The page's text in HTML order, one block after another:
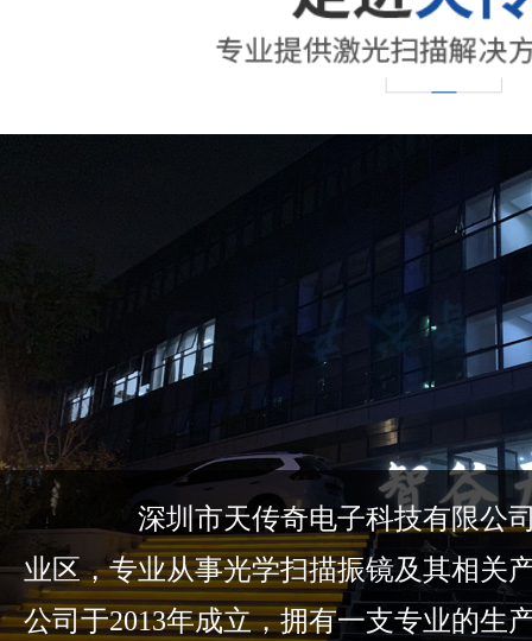
深圳市天传奇电子科技有限公司
业区，专业从事光学扫描振镜及其相关
公司于2013年成立，拥有一支专业的生